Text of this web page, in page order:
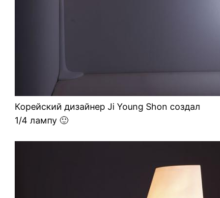
Корейский дизайнер Ji Young Shon создал
1/4 лампу 🙂